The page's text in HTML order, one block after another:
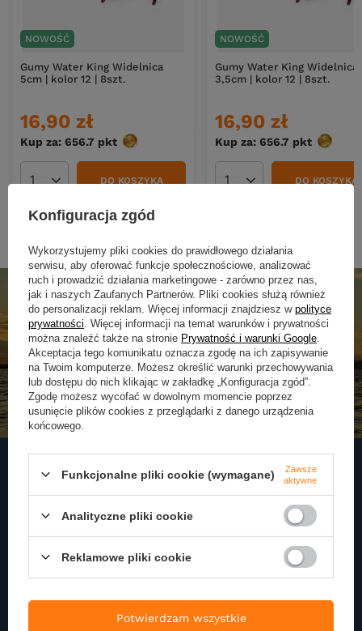
NOWOŚĆ
Gumy Water King Widelnica
5cm | kolor 12 | 8szt.
16,90 zł
Kup za: 656.7 pkt punktów
Ilość produktówDO KOSZYKA
NOWOŚĆ
Gumy Water King Widelnica
3,5cm | kolor 12 | 8szt.
16,90 zł
Kup za: 656.7 pkt
Ilość produktówDO KOSZYKA
Zapisz się do naszego
Newslettera
Zapisz się do newslettera i otrzymuj najnowsze informacje o naszej
Podaj swoje imię
Konfiguracja zgód
Wykorzystujemy pliki cookies do prawidłowego działania
serwisu, aby oferować funkcje społecznościowe, analizować
ruch i prowadzić działania marketingowe - zarówno przez nas,
jak i naszych Zaufanych Partnerów. Pliki cookies służą również
do personalizacji reklam. Więcej informacji znajdziesz w polityce
prywatności . Więcej informacji na temat warunków i prywatności
można znaleźć także na stronie Prywatność i warunki Google
Akceptacja tego komunikatu oznacza zgodę na ich zapisywanie
na Twoim komputerze. Możesz określić warunki przechowywania
lub dostępu do nich klikając w zakładkę „Konfiguracja zgód”.
Zgodę możesz wycofać w dowolnym momencie poprzez
usunięcie plików cookies z przeglądarki z danego urządzenia
końcowego.
Funkcjonalne pliki cookie (wymagane)
Zawsze
aktywne
Analityczne pliki cookie
Reklamowe pliki cookie
Potwierdzam wszystkie